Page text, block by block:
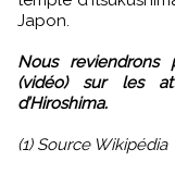
Japon.
Nous reviendrons
(vidéo) sur les
d’Hiroshima.
(1) Source Wikipédia